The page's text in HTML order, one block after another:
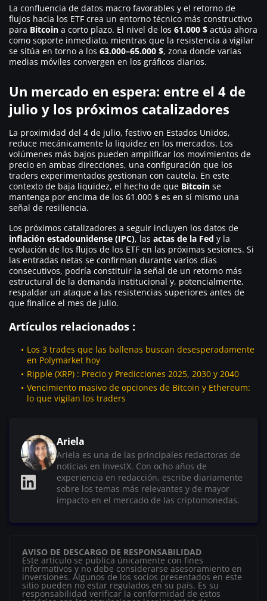
La confluencia de datos macro favorables y el retorno de
flujos hacia los ETF crea un entorno técnico más constructivo
para Bitcoin a corto plazo. El nivel de los 61.000 $ actúa ahora
como soporte inmediato, mientras que la resistencia a vigilar
se sitúa en torno a los 63.000–65.000 $, zona donde varias
medias móviles convergen en los gráficos diarios.
Un mercado en espera: entre el 4 de
julio y los próximos catalizadores
La proximidad del 4 de julio, festivo en Estados Unidos,
reduce mecánicamente la liquidez en los mercados. Los
volúmenes más bajos pueden amplificar los movimientos de
precio en ambas direcciones, una configuración que los
traders experimentados gestionan con cautela. En este
contexto de baja liquidez, el hecho de que Bitcoin se
mantenga por encima de los 61.000 $ es en sí mismo una
señal de resiliencia.
Los próximos catalizadores a seguir incluyen los datos de
inflación estadounidense (IPC), las actas de la Fed y la
evolución de los flujos de los ETF en las próximas sesiones. Si
las entradas netas se confirman durante varios días
consecutivos, podría constituir la señal de un retorno más
estructural de la demanda institucional y, potencialmente,
respaldar un ataque a las resistencias superiores antes de
que finalice el mes de julio.
Artículos relacionados :
Los 3 trades que las ballenas buscan desesperadamente
en Polymarket hoy
Ripple (XRP) : Precio y Predicciones 2025, 2030 y 2040
Vencimiento masivo de opciones de Bitcoin y Ethereum:
lo que vigilan los traders
Ariela
Ariela es una de las principales redactoras de
noticias en InvestX. Con ocho años de
experiencia en redacción, escribe diariamente
sobre los temas más relevantes y de mayor
impacto en el mercado de las criptomonedas.
AVISO DE DESCARGO DE RESPONSABILIDAD
Este artículo se publica únicamente con fines
informativos y no debe considerarse asesoramiento en
inversiones. Algunos de los socios presentados en este
sitio pueden no estar regulados en su país. Es su
responsabilidad verificar la conformidad de estos